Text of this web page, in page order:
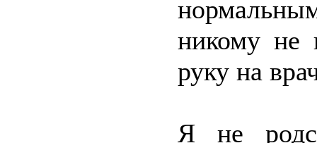
никому не
руку на
Я не